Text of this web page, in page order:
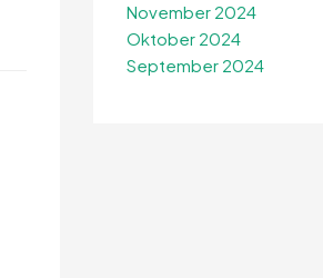
November 2024
Oktober 2024
September 2024